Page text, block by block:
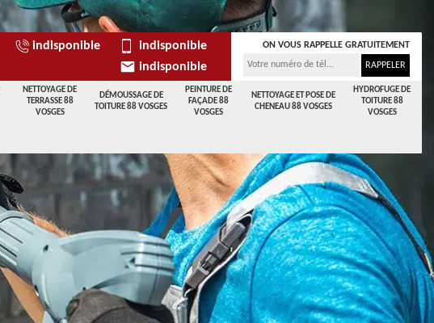
NETTOYAGE DE
TERRASSE 88
VOSGES
DÉMOUSSAGE DE
TOITURE 88 VOSGES
PEINTURE DE
FAÇADE 88
VOSGES
NETTOYAGE ET POSE DE
CHENEAU 88 VOSGES
HYDROFUGE DE
TOITURE 88
VOSGES
indisponible
indisponible
indisponible
ON VOUS RAPPELLE GRATUITEMENT